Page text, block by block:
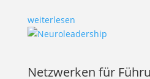
weiterlesen
Netzwerken für